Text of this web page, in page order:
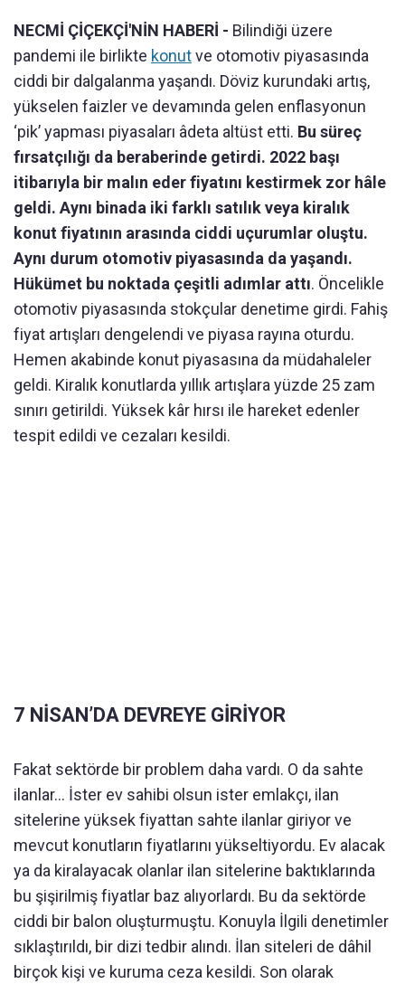
NECMİ ÇİÇEKÇİ'NİN HABERİ - Bilindiği üzere
pandemi ile birlikte konutve otomotiv piyasasında
ciddi bir dalgalanma yaşandı. Döviz kurundaki artış,
yükselen faizler ve devamında gelen enflasyonun
‘pik’ yapması piyasaları âdeta altüst etti. Bu süreç
fırsatçılığı da beraberinde getirdi. 2022 başı
itibarıyla bir malın eder fiyatını kestirmek zor hâle
geldi. Aynı binada iki farklı satılık veya kiralık
konut fiyatının arasında ciddi uçurumlar oluştu.
Aynı durum otomotiv piyasasında da yaşandı.
Hükümet bu noktada çeşitli adımlar attı. Öncelikle
otomotiv piyasasında stokçular denetime girdi. Fahiş
fiyat artışları dengelendi ve piyasa rayına oturdu.
Hemen akabinde konut piyasasına da müdahaleler
geldi. Kiralık konutlarda yıllık artışlara yüzde 25 zam
sınırı getirildi. Yüksek kâr hırsı ile hareket edenler
tespit edildi ve cezaları kesildi.
7 NİSAN’DA DEVREYE GİRİYOR
Fakat sektörde bir problem daha vardı. O da sahte
ilanlar… İster ev sahibi olsun ister emlakçı, ilan
sitelerine yüksek fiyattan sahte ilanlar giriyor ve
mevcut konutların fiyatlarını yükseltiyordu. Ev alacak
ya da kiralayacak olanlar ilan sitelerine baktıklarında
bu şişirilmiş fiyatlar baz alıyorlardı. Bu da sektörde
ciddi bir balon oluşturmuştu. Konuyla İlgili denetimler
sıklaştırıldı, bir dizi tedbir alındı. İlan siteleri de dâhil
birçok kişi ve kuruma ceza kesildi. Son olarak